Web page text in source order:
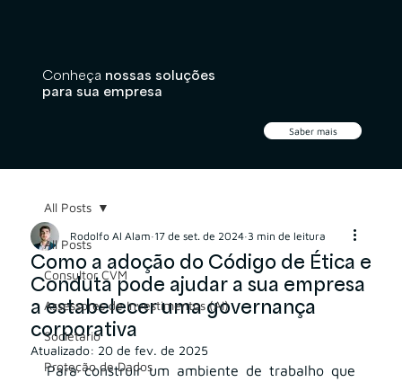
Conheça nossas soluções
para sua empresa
Saber mais
All Posts
Consultor CVM
Assessores de Investimentos (AI)
Societário
Proteção de Dados
All Posts
Como a adoção do Código de Ética e
Conduta pode ajudar a sua empresa
a estabelecer uma governança
corporativa
Rodolfo Al Alam 17 de set. de 2024 3 min de leitura
Atualizado: 20 de fev. de 2025
Para construir um ambiente de trabalho que